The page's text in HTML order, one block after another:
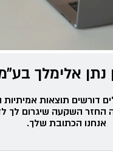
נתן אלימלך
דורשים תוצאות אמיתיות
החזר השקעה שיגרום לך
אנחנו הכתובת שלך.